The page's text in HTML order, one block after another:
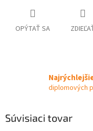
OPÝTAŤ SA
diplomových
Súvisiaci tovar